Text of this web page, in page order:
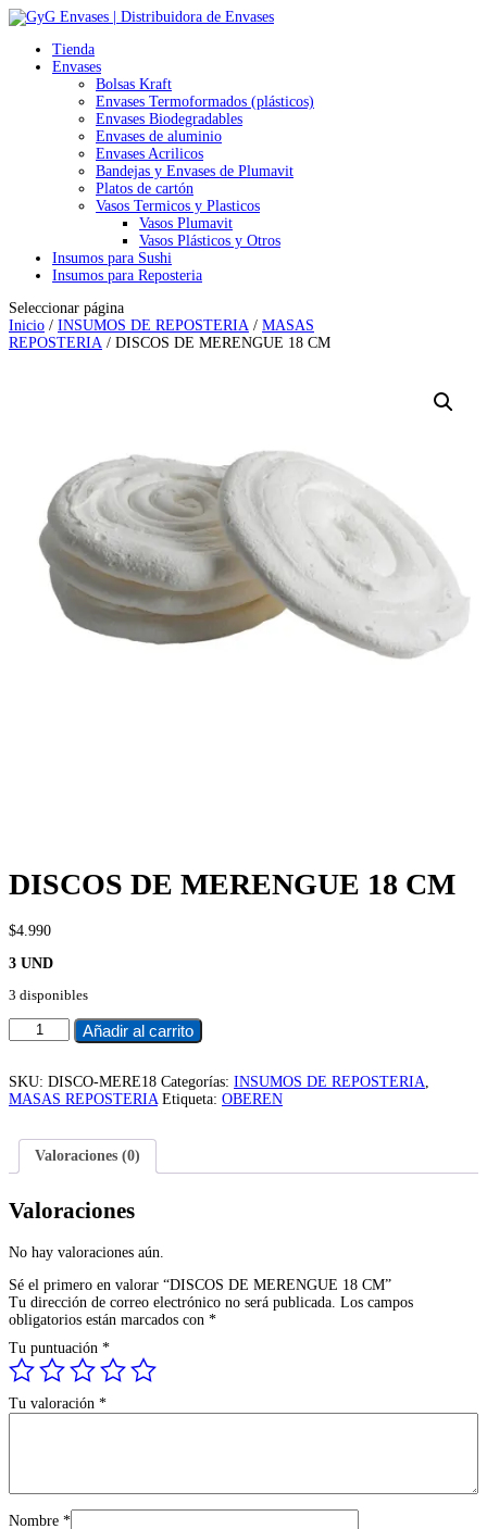
Tienda
Envases
Bolsas Kraft
Envases Termoformados (plásticos)
Envases Biodegradables
Envases de aluminio
Envases Acrilicos
Bandejas y Envases de Plumavit
Platos de cartón
Vasos Termicos y Plasticos
Vasos Plumavit
Vasos Plásticos y Otros
Insumos para Sushi
Insumos para Reposteria
Seleccionar página
Inicio / INSUMOS DE REPOSTERIA / MASAS
REPOSTERIA / DISCOS DE MERENGUE 18 CM
DISCOS DE MERENGUE 18 CM
$4.990
3 UND
3 disponibles
DISCOS
DE
18
CM
cantidad
Añadir al carrito
SKU: DISCO-MERE18 Categorías: INSUMOS DE REPOSTERIA
MASAS REPOSTERIA Etiqueta: OBEREN
Valoraciones (0)
Valoraciones
No hay valoraciones aún.
Sé el primero en valorar “DISCOS DE MERENGUE 18 CM”
Tu dirección de correo electrónico no será publicada. Los campos
obligatorios están marcados con *
Tu puntuación *
Tu valoración *
Nombre *